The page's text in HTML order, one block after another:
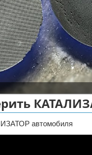
автомобиля